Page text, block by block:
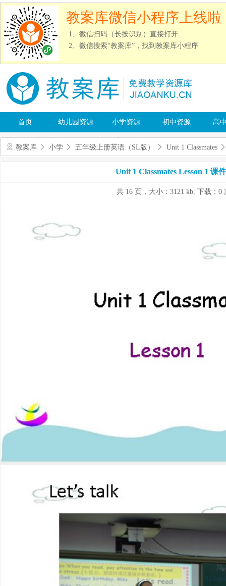
教案库微信小程序上线啦
1、微信扫码（长按识别）直接打开
2、微信搜索“教案库”，找到教案库小程序
首页 幼儿园资源 小学资源 初中资源 高
教案库 小学 五年级上册英语（SL版） Unit 1 Classmates
Unit 1 Classmates Lesson 1 课
共 16 页，大小：3121 kb, 下载：0